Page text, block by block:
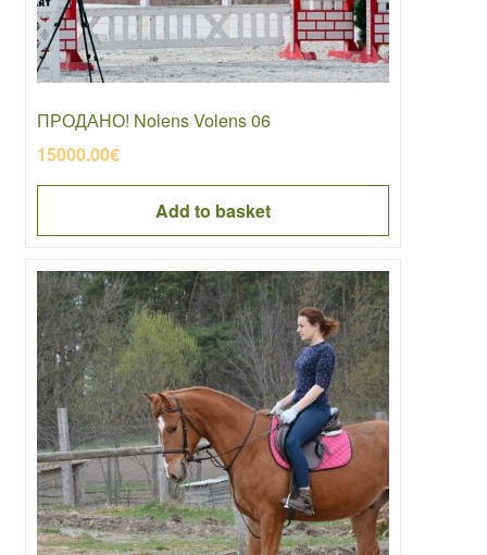
ПРОДАНО! Nolens Volens 06
15000.00€
Add to basket